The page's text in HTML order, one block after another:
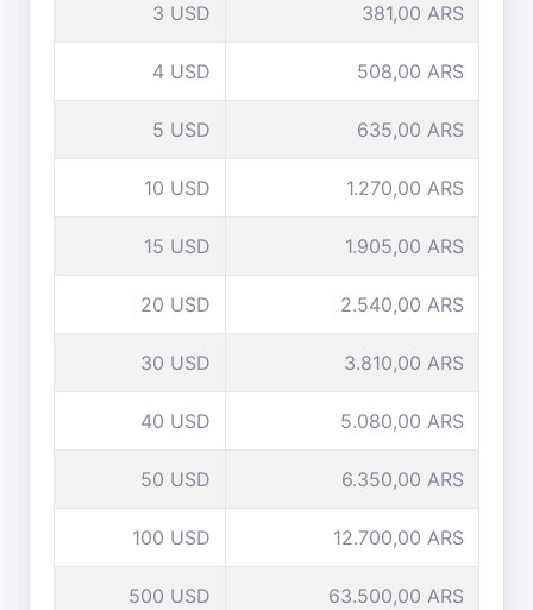
3 USD 381,00 ARS
4 USD 508,00 ARS
5 USD 635,00 ARS
10 USD 1.270,00 ARS
15 USD 1.905,00 ARS
20 USD 2.540,00 ARS
30 USD 3.810,00 ARS
40 USD 5.080,00 ARS
50 USD 6.350,00 ARS
100 USD 12.700,00 ARS
500 USD 63.500,00 ARS